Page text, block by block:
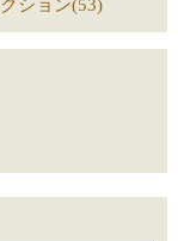
ション(53)